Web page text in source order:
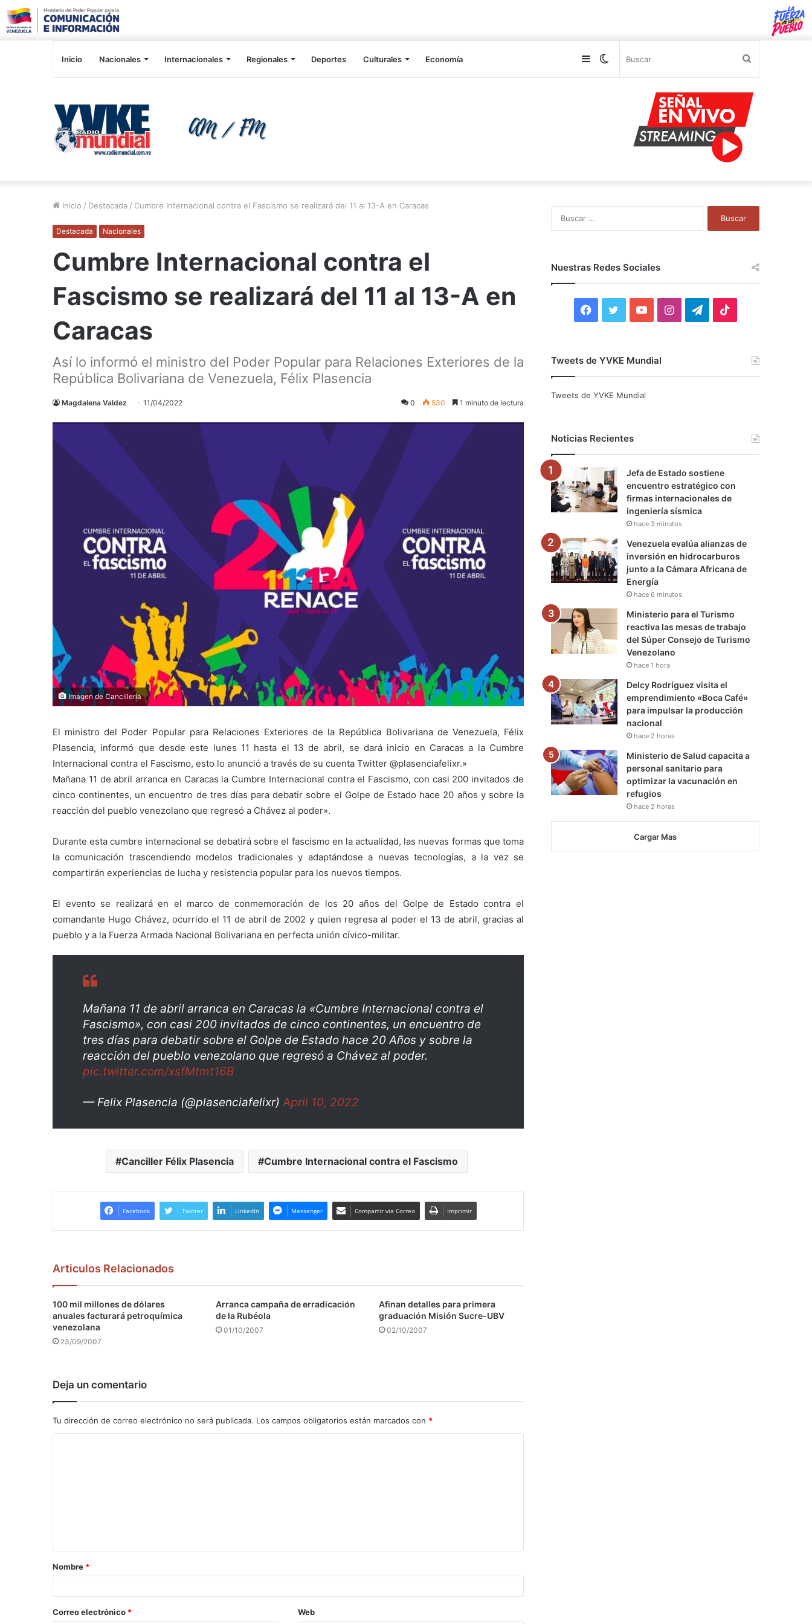
Inicio Nacionales Internacionales Regionales Deportes Culturales Economía Switch
Sidebar
Inicio / Destacada / Cumbre Internacional contra el Fascismo se realizará del 11 al 13-A en Caracas
Destacada Nacionales
Cumbre Internacional contra el
Fascismo se realizará del 11 al 13-A en
Caracas
Así lo informó el ministro del Poder Popular para Relaciones Exteriores de la
República Bolivariana de Venezuela, Félix Plasencia
Magdalena Valdez 11/04/2022 0 530 1 minuto de lectura
Imagen de Cancillería
El ministro del Poder Popular para Relaciones Exteriores de la República Bolivariana de Venezuela, Félix
Plasencia, informó que desde este lunes 11 hasta el 13 de abril, se dará inicio en Caracas a la Cumbre
Internacional contra el Fascismo, esto lo anunció a través de su cuenta Twitter @plasenciafelixr.»
Mañana 11 de abril arranca en Caracas la Cumbre Internacional contra el Fascismo, con casi 200 invitados de
cinco continentes, un encuentro de tres días para debatir sobre el Golpe de Estado hace 20 años y sobre la
reacción del pueblo venezolano que regresó a Chávez al poder».
Durante esta cumbre internacional se debatirá sobre el fascismo en la actualidad, las nuevas formas que toma
la comunicación trascendiendo modelos tradicionales y adaptándose a nuevas tecnologías, a la vez se
compartirán experiencias de lucha y resistencia popular para los nuevos tiempos.
El evento se realizará en el marco de conmemoración de los 20 años del Golpe de Estado contra el
comandante Hugo Chávez, ocurrido el 11 de abril de 2002 y quien regresa al poder el 13 de abril, gracias al
pueblo y a la Fuerza Armada Nacional Bolivariana en perfecta unión cívico-militar.
Mañana 11 de abril arranca en Caracas la «Cumbre Internacional contra el
Fascismo», con casi 200 invitados de cinco continentes, un encuentro de
tres días para debatir sobre el Golpe de Estado hace 20 Años y sobre la
reacción del pueblo venezolano que regresó a Chávez al poder.
pic.twitter.com/xsfMtmt16B
— Felix Plasencia (@plasenciafelixr) April 10, 2022
Canciller Félix Plasencia Cumbre Internacional contra el Fascismo
Facebook Twitter LinkedIn Messenger Compartir via Correo Imprimir
Articulos Relacionados
100 mil millones de dólares
anuales facturará petroquímica
venezolana
23/09/2007
Arranca campaña de erradicación
de la Rubéola
01/10/2007
Afinan detalles para primera
graduación Misión Sucre-UBV
02/10/2007
Deja un comentario
Tu dirección de correo electrónico no será publicada. Los campos obligatorios están marcados con *
a
r
Nombre *
Correo electrónico * Web
Nuestras Redes Sociales
F
c
o
i
r
Y
u
e
I
r
a
m
T
a
m
Tweets de YVKE Mundial
Tweets de YVKE Mundial
Noticias Recientes
Jefa de Estado sostiene
encuentro estratégico con
firmas internacionales de
ingeniería sísmica
hace 3 minutos
Venezuela evalúa alianzas de
inversión en hidrocarburos
junto a la Cámara Africana de
Energía
hace 6 minutos
Ministerio para el Turismo
reactiva las mesas de trabajo
del Súper Consejo de Turismo
Venezolano
hace 1 hora
Delcy Rodríguez visita el
emprendimiento «Boca Café»
para impulsar la producción
nacional
hace 2 horas
Ministerio de Salud capacita a
personal sanitario para
optimizar la vacunación en
refugios
hace 2 horas
Cargar Mas